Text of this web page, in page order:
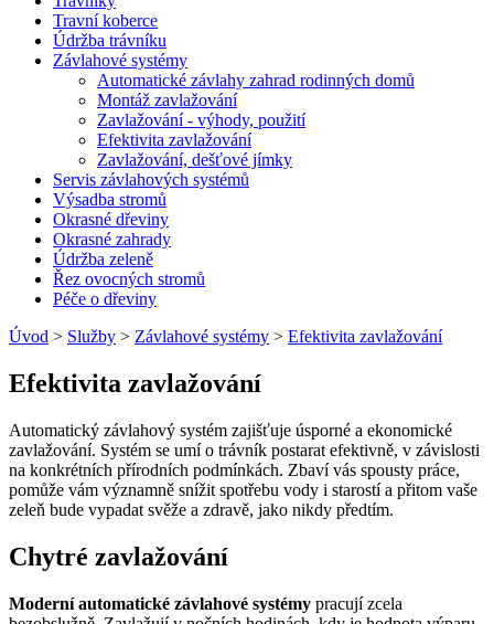
Travní koberce
Údržba trávníku
Závlahové systémy
Automatické závlahy zahrad rodinných domů
Montáž zavlažování
Zavlažování - výhody, použití
Efektivita zavlažování
Zavlažování, dešťové jímky
Servis závlahových systémů
Výsadba stromů
Okrasné dřeviny
Okrasné zahrady
Údržba zeleně
Řez ovocných stromů
Péče o dřeviny
Úvod > Služby > Závlahové systémy > Efektivita zavlažování
Efektivita zavlažování
Automatický závlahový systém zajišťuje úsporné a ekonomické
zavlažování. Systém se umí o trávník postarat efektivně, v závislosti
na konkrétních přírodních podmínkách. Zbaví vás spousty práce,
pomůže vám významně snížit spotřebu vody i starostí a přitom vaše
zeleň bude vypadat svěže a zdravě, jako nikdy předtím.
Chytré zavlažování
Moderní automatické závlahové systémy pracují zcela